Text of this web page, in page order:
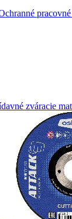
zváracie